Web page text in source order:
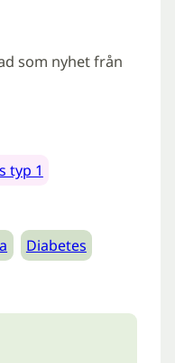
som nyhet från
typ 1
Diabetes